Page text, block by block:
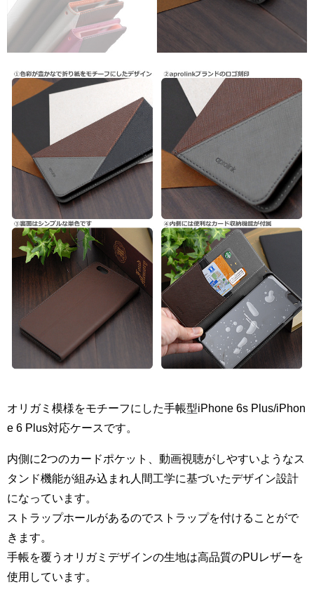
オリガミ模様をモチーフにした手帳型iPhone 6s Plus/iPhon
e 6 Plus対応ケースです。
内側に2つのカードポケット、動画視聴がしやすいようなス
タンド機能が組み込まれ人間工学に基づいたデザイン設計
になっています。
ストラップホールがあるのでストラップを付けることがで
きます。
手帳を覆うオリガミデザインの生地は高品質のPUレザーを
使用しています。